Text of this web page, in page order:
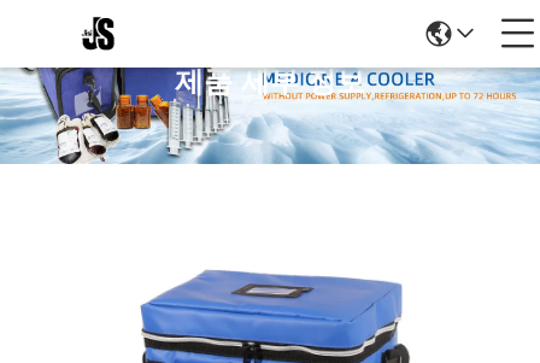
제품 세부 정보